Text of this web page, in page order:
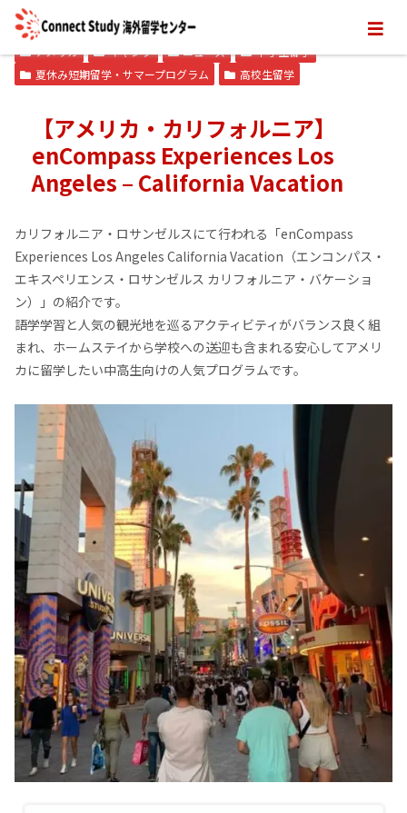
アメリカ キャンプ ニュース
中学生留学
夏休み短期留学・サマープログラム
高校生留学
【アメリカ・カリフォルニア】
enCompass Experiences Los
Angeles – California Vacation
カリフォルニア・ロサンゼルスにて行われる「enCompass
Experiences Los Angeles California Vacation（エンコンパス・
エキスペリエンス・ロサンゼルス カリフォルニア・バケーショ
ン）」の紹介です。
語学学習と人気の観光地を巡るアクティビティがバランス良く組
まれ、ホームステイから学校への送迎も含まれる安心してアメリ
カに留学したい中高生向けの人気プログラムです。